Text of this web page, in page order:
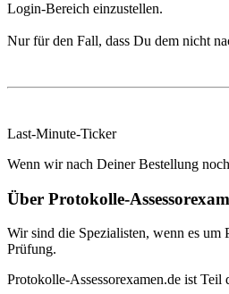
Login-Bereich einzustellen.
Nur für den Fall, dass Du dem nicht
Last-Minute-Ticker
Wenn wir nach Deiner Bestellung
Über Protokolle-
Wir sind die Spezialisten, wenn es
Prüfung.
Protokolle-Assessorexamen.de ist Teil